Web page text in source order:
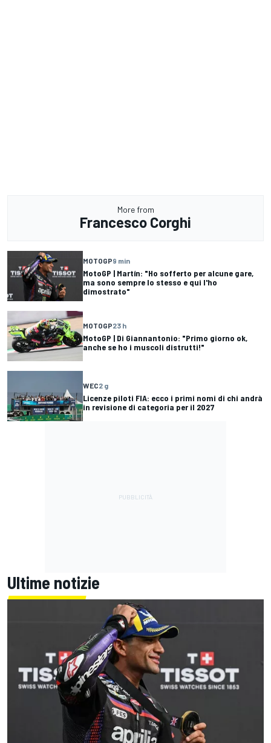
More from
Francesco Corghi
MOTOGP9 min
MotoGP | Martín: "Ho sofferto per alcune gare,
ma sono sempre lo stesso e qui l'ho
dimostrato"
MOTOGP23 h
MotoGP | Di Giannantonio: "Primo giorno ok,
anche se ho i muscoli distrutti!"
WEC2 g
Licenze piloti FIA: ecco i primi nomi di chi andrà
in revisione di categoria per il 2027
Ultime notizie